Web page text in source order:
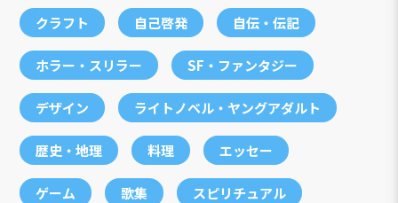
クラフト 自己啓発 自伝・伝記
ホラー・スリラー SF・ファンタジー
デザイン ライトノベル・ヤングアダルト
歴史・地理 料理 エッセー
ゲーム 歌集 スピリチュアル